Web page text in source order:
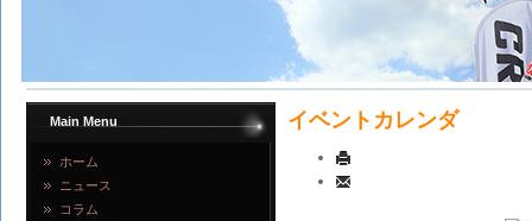
Main Menu
ホーム
ニュース
コラム
イベントカレンダ